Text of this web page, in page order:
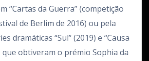
“Cartas da Guerra” (competição
de Berlim de 2016) ou pela
dramáticas “Sul” (2019) e “Causa
que obtiveram o prémio Sophia da